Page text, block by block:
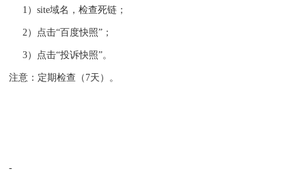
1）site域名，检查死链；
2）点击“百度快照”；
3）点击“投诉快照”。
注意：定期检查（7天）。
-